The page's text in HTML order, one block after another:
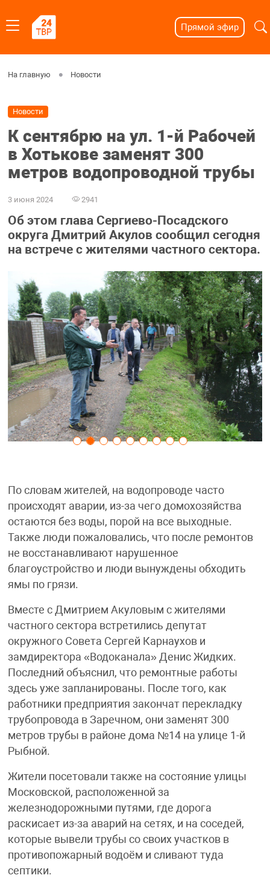
Прямой эфир
На главную Новости
Новости
К сентябрю на ул. 1-й Рабочей
в Хотькове заменят 300
метров водопроводной трубы
3 июня 2024 2941
Об этом глава Сергиево-Посадского
округа Дмитрий Акулов сообщил сегодня
на встрече с жителями частного сектора.
По словам жителей, на водопроводе часто
происходят аварии, из-за чего домохозяйства
остаются без воды, порой на все выходные.
Также люди пожаловались, что после ремонтов
не восстанавливают нарушенное
благоустройство и люди вынуждены обходить
ямы по грязи.
Вместе с Дмитрием Акуловым с жителями
частного сектора встретились депутат
окружного Совета Сергей Карнаухов и
замдиректора «Водоканала» Денис Жидких.
Последний объяснил, что ремонтные работы
здесь уже запланированы. После того, как
работники предприятия закончат перекладку
трубопровода в Заречном, они заменят 300
метров трубы в районе дома №14 на улице 1-й
Рыбной.
Жители посетовали также на состояние улицы
Московской, расположенной за
железнодорожными путями, где дорога
раскисает из-за аварий на сетях, и на соседей,
которые вывели трубы со своих участков в
противопожарный водоём и сливают туда
септики.